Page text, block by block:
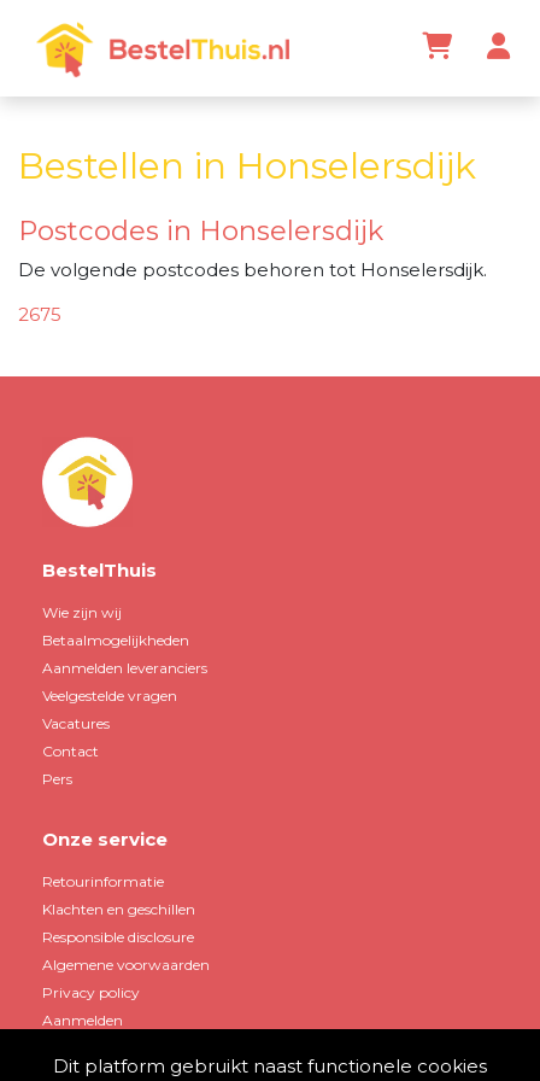
Bestellen in Honselersdijk
Postcodes in Honselersdijk
De volgende postcodes behoren tot Honselersdijk.
2675
BestelThuis
Wie zijn wij
Betaalmogelijkheden
Aanmelden leveranciers
Veelgestelde vragen
Vacatures
Contact
Pers
Onze service
Retourinformatie
Klachten en geschillen
Responsible disclosure
Algemene voorwaarden
Privacy policy
Aanmelden
Dit platform gebruikt naast functionele cookies